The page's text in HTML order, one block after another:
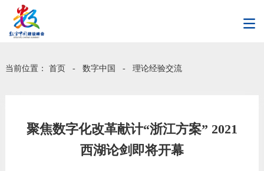
当前位置： 首页 - 数字中国 - 理论经验交流
聚焦数字化改革献计“浙江方案” 2021
西湖论剑即将开幕